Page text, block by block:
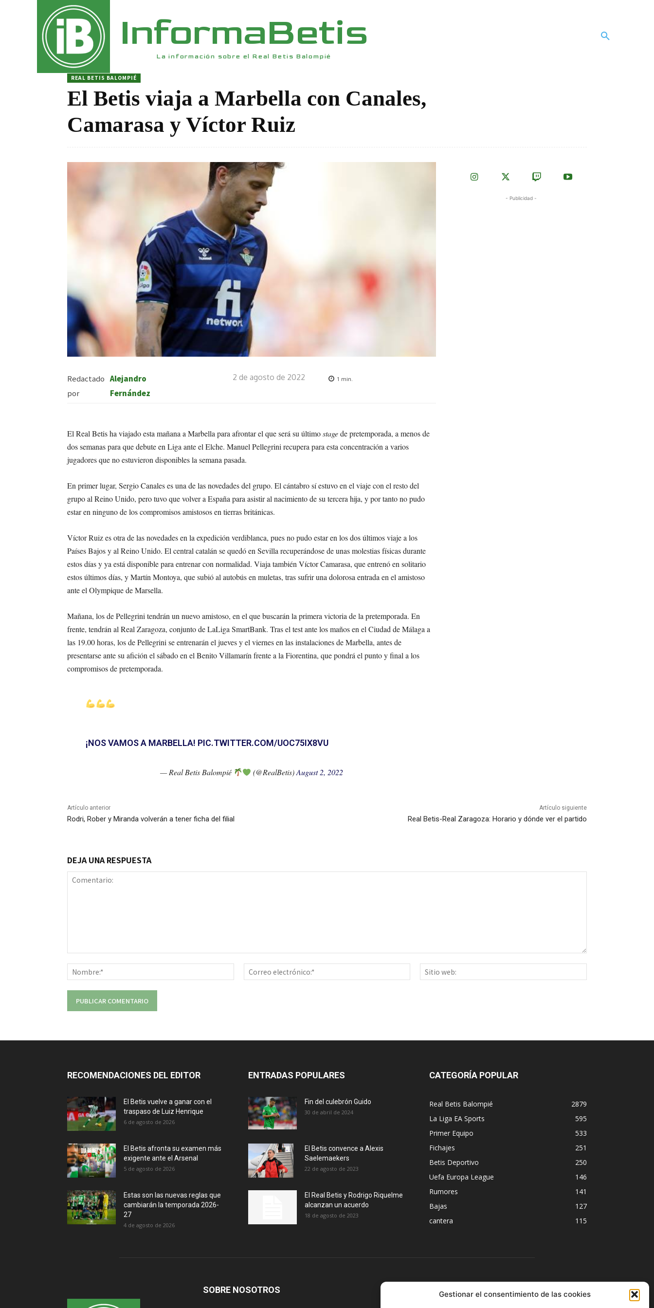
Gestionar el consentimiento de las cookies
InformaBetis
La información sobre el Real Betis Balompié
REAL BETIS BALOMPIÉ
El Betis viaja a Marbella con Canales,
Camarasa y Víctor Ruiz
Redactado
por
Alejandro
Fernández
2 de agosto de 2022 1 min.
El Real Betis ha viajado esta mañana a Marbella para afrontar el que será su últimostagede pretemporada, a menos de
dos semanas para que debute en Liga ante el Elche. Manuel Pellegrini recupera para esta concentración a varios
jugadores que no estuvieron disponibles la semana pasada.
En primer lugar, Sergio Canales es una de las novedades del grupo. El cántabro sí estuvo en el viaje con el resto del
grupo al Reino Unido, pero tuvo que volver a España para asistir al nacimiento de su tercera hija, y por tanto no pudo
estar en ninguno de los compromisos amistosos en tierras británicas.
Víctor Ruiz es otra de las novedades en la expedición verdiblanca, pues no pudo estar en los dos últimos viaje a los
Países Bajos y al Reino Unido. El central catalán se quedó en Sevilla recuperándose de unas molestias físicas durante
estos días y ya está disponible para entrenar con normalidad. Viaja también Víctor Camarasa, que entrenó en solitario
estos últimos días, y Martín Montoya, que subió al autobús en muletas, tras sufrir una dolorosa entrada en el amistoso
ante el Olympique de Marsella.
Mañana, los de Pellegrini tendrán un nuevo amistoso, en el que buscarán la primera victoria de la pretemporada. En
frente, tendrán al Real Zaragoza, conjunto de LaLiga SmartBank. Tras el test ante los maños en el Ciudad de Málaga a
las 19.00 horas, los de Pellegrini se entrenarán el jueves y el viernes en las instalaciones de Marbella, antes de
presentarse ante su afición el sábado en el Benito Villamarín frente a la Fiorentina, que pondrá el punto y final a los
compromisos de pretemporada.
¡NOS VAMOS A MARBELLA! PIC.TWITTER.COM/UOC75IX8VU
— Real Betis Balompié (@RealBetis)August 2, 2022
- Publicidad -
Artículo anterior
Rodri, Rober y Miranda volverán a tener ficha del filial
Artículo siguiente
Real Betis-Real Zaragoza: Horario y dónde ver el partido
DEJA UNA RESPUESTA
Nombre:*
Correo
electrónico:*
web:
RECOMENDACIONES DEL EDITOR
El Betis vuelve a ganar con el
traspaso de Luiz Henrique
6 de agosto de 2026
El Betis afronta su examen más
exigente ante el Arsenal
5 de agosto de 2026
Estas son las nuevas reglas que
cambiarán la temporada 2026-
27
4 de agosto de 2026
ENTRADAS POPULARES
Fin del culebrón Guido
30 de abril de 2024
El Betis convence a Alexis
Saelemaekers
22 de agosto de 2023
El Real Betis y Rodrigo Riquelme
alcanzan un acuerdo
18 de agosto de 2023
CATEGORÍA POPULAR
Real Betis Balompié
2879
La Liga EA Sports
595
Primer Equipo
533
Fichajes
251
Betis Deportivo
250
Uefa Europa League
146
Rumores
141
Bajas
127
cantera
115
SOBRE NOSOTROS SÍGUENOS